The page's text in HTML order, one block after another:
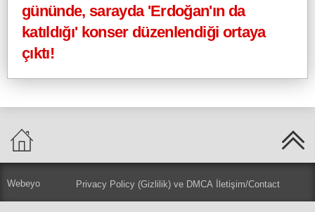
gününde, sarayda 'Erdoğan'ın da
katıldığı' konser düzenlendiği ortaya
çıktı!
Webeyo Privacy Policy (Gizlilik) ve DMCA İletişim/Contact